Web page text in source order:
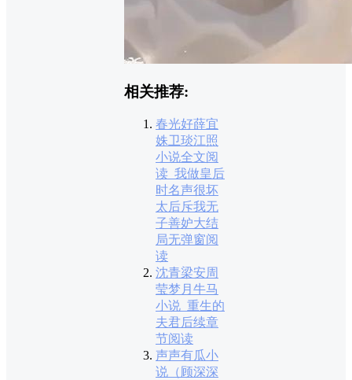
相关推荐:
春光好薛宜
姝卫琰江照
小说全文阅
读_我做皇后
时名声很坏
太后斥我无
子善妒大结
局无弹窗阅
读
沈青梁安周
莹梦月牛马
小说_重生的
夫君后续章
节阅读
声声有瓜小
说（顾深深